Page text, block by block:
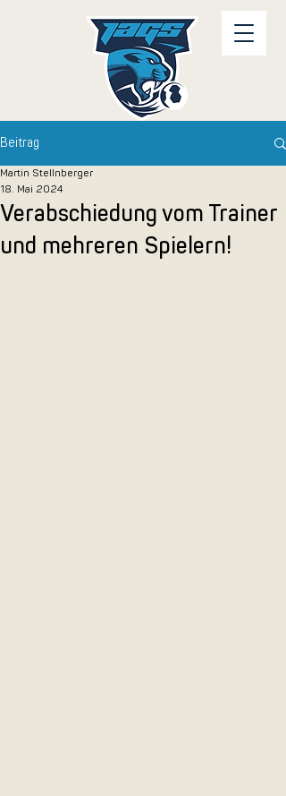
Beitrag
Verabschiedung vom Trainer
und mehreren Spielern!
Martin Stellnberger
18. Mai 2024